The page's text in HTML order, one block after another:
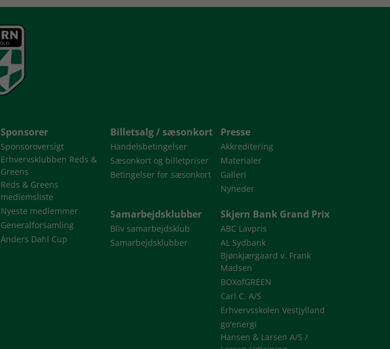
Sponsorer
Sponsoroversigt
Erhvervsklubben Reds &
Greens
Reds & Greens
medlemsliste
Nyeste medlemmer
Generalforsamling
Anders Dahl Cup
Billetsalg / sæsonkort
Handelsbetingelser
Sæsonkort og billetpriser
Betingelser for sæsonkort
Presse
Akkreditering
Materialer
Galleri
Nyheder
Samarbejdsklubber
Bliv samarbejdsklub
Samarbejdsklubber
Skjern Bank Grand Prix
ABC Lavpris
AL Sydbank
Bjønkjærgaard v. Frank
Madsen
BOXofGREEN
Carl C. A/S
Erhvervsskolen Vestjylland
go'energi
Hansen & Larsen A/S /